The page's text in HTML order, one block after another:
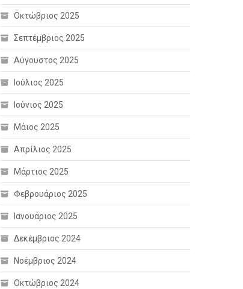
Οκτώβριος 2025
Σεπτέμβριος 2025
Αύγουστος 2025
Ιούλιος 2025
Ιούνιος 2025
Μάιος 2025
Απρίλιος 2025
Μάρτιος 2025
Φεβρουάριος 2025
Ιανουάριος 2025
Δεκέμβριος 2024
Νοέμβριος 2024
Οκτώβριος 2024